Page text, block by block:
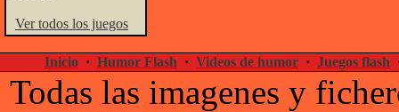
Ver todos los juegos
Inicio · Humor Flash · Videos de humor · Juegos flash
Todas las imagenes y